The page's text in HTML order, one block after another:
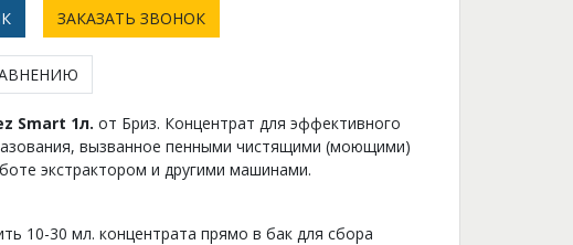
ЗАКАЗАТЬ ЗВОНОК
Smart 1л. от Бриз. Концентрат для эффективного
вызванное пенными чистящими (моющими)
экстрактором и другими машинами.
10-30 мл. концентрата прямо в бак для сбора